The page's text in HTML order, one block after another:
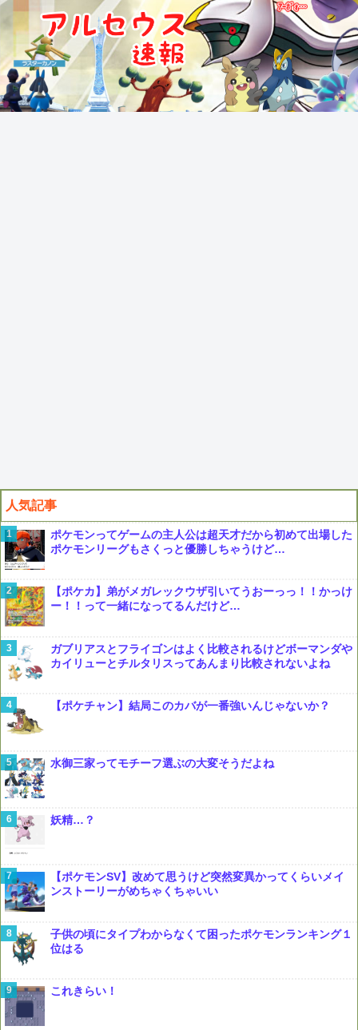
人気記事
ポケモンってゲームの主人公は超天才だから初めて出場した
ポケモンリーグもさくっと優勝しちゃうけど…
【ポケカ】弟がメガレックウザ引いてうおーっっ！！かっけ
ー！！って一緒になってるんだけど…
ガブリアスとフライゴンはよく比較されるけどボーマンダや
カイリューとチルタリスってあんまり比較されないよね
【ポケチャン】結局このカバが一番強いんじゃないか？
水御三家ってモチーフ選ぶの大変そうだよね
妖精…？
【ポケモンSV】改めて思うけど突然変異かってくらいメイ
ンストーリーがめちゃくちゃいい
子供の頃にタイプわからなくて困ったポケモンランキング１
位はる
これきらい！